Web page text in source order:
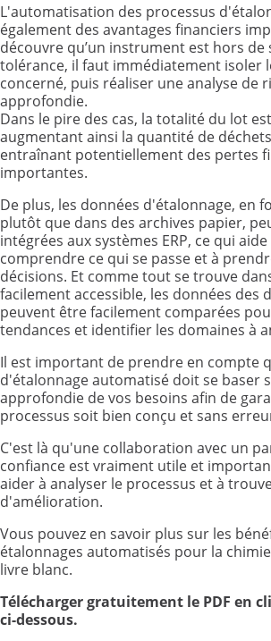
L'automatisation des processus
également des avantages financiers
découvre qu’un instrument est hors de
tolérance, il faut immédiatement isoler
concerné, puis réaliser une analyse de
approfondie.
Dans le pire des cas, la totalité du lot
augmentant ainsi la quantité de
entraînant potentiellement des pertes
importantes.
De plus, les données d'étalonnage, en
plutôt que dans des archives papier,
intégrées aux systèmes ERP, ce qui
comprendre ce qui se passe et à
décisions. Et comme tout se trouve
facilement accessible, les données des
peuvent être facilement comparées
tendances et identifier les domaines à
Il est important de prendre en compte
d'étalonnage automatisé doit se baser
approfondie de vos besoins afin de
processus soit bien conçu et sans
C'est là qu'une collaboration avec un
confiance est vraiment utile et
aider à analyser le processus et à
d'amélioration.
Vous pouvez en savoir plus sur les
étalonnages automatisés pour la
livre blanc.
Télécharger gratuitement le PDF en
ci-dessous.